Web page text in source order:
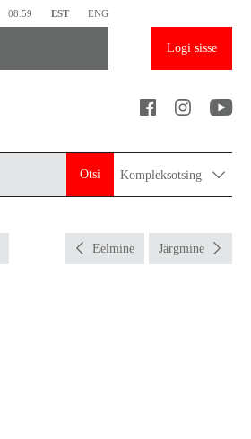
08:59 EST ENG
Logi sisse
Otsi Kompleksotsing
Eelmine Järgmine